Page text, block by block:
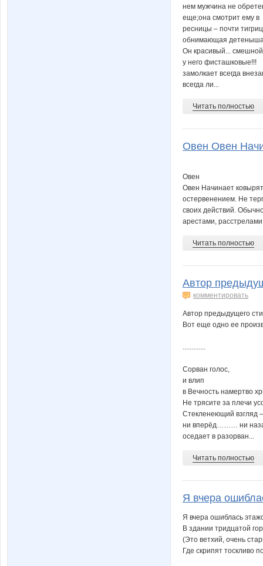
нем мужчина не
еще;она смотрит ему в
ресницы – почти
обнимающая
Он красивый...
у него фисташковые!!!
замолкает всегда
всегда ли...
Читать полностью
Овен Овен
Овен
Овен Начинает
остервенением. Не
своих действий.
арестами,
Читать полностью
Автор
комментировать
Автор предыдущего
Вот еще одно ее
Сорван голос,
и влип
в Вечность намертво
Не трясите за плечи
Стекленеющий взгляд –
ни вперёд……… ни
оседает в разорван...
Читать полностью
Я вчера
Я вчера ошиблась
В здании тридцатой
(Это ветхий, очень
Где скрипят тоскливо